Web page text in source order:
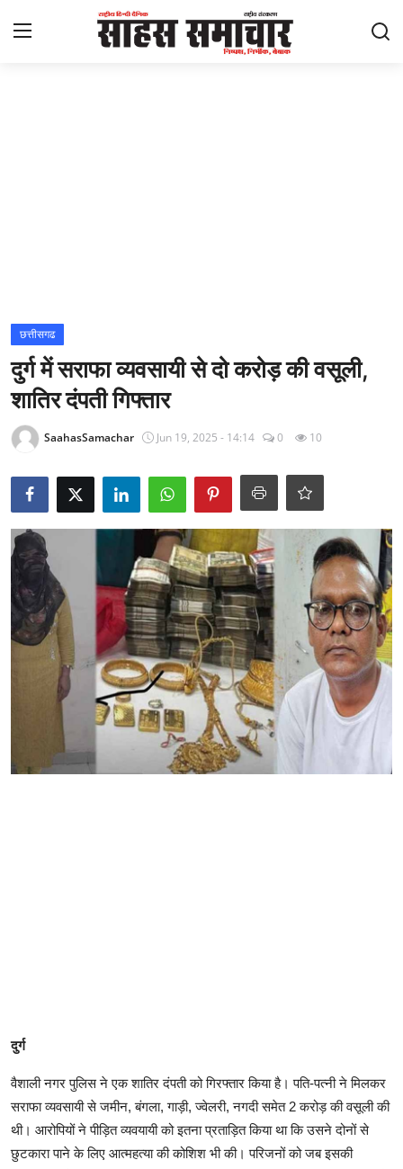
राज्य
अंतराष्ट्रीय
Epaper
धर्म
लाइफस्टाइल
टेक
छत्तीसगढ
दुर्ग में सराफा व्यवसायी से दो करोड़ की वसूली,
शातिर दंपती गिफ्तार
SaahasSamachar Jun 19, 2025 - 14:14 0 10
दुर्ग
वैशाली नगर पुलिस ने एक शातिर दंपती को गिरफ्तार किया है। पति-पत्नी ने मिलकर
सराफा व्यवसायी से जमीन, बंगला, गाड़ी, ज्वेलरी, नगदी समेत 2 करोड़ की वसूली की
थी। आरोपियों ने पीड़ित व्यवयायी को इतना प्रताड़ित किया था कि उसने दोनों से
छुटकारा पाने के लिए आत्महत्या की कोशिश भी की। परिजनों को जब इसकी